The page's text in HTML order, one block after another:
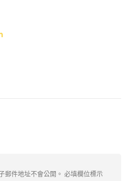
郵件地址不會公開。 必填欄位標示